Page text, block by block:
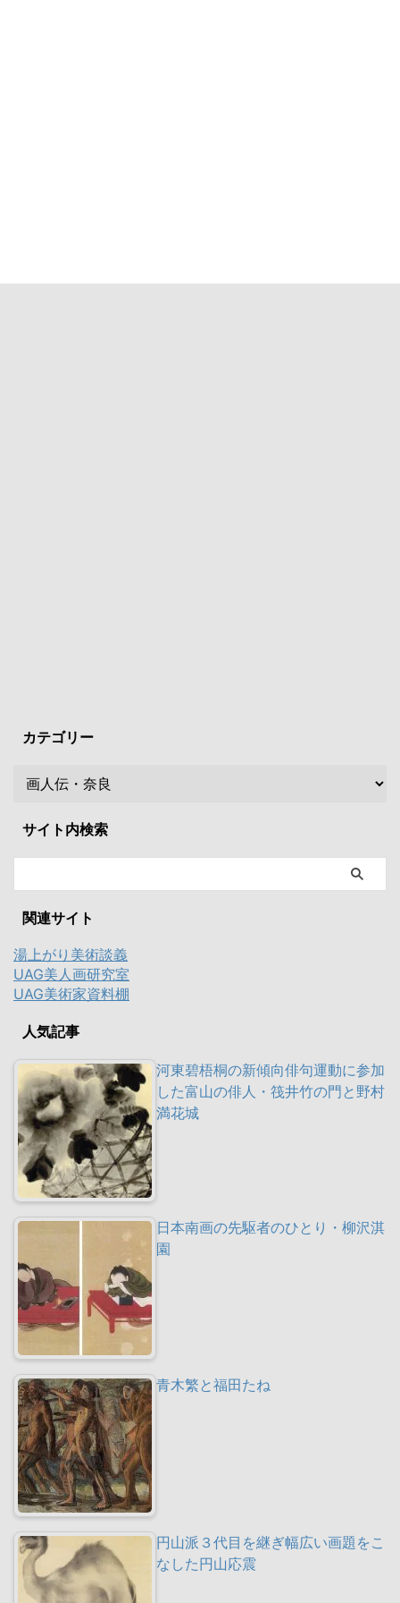
カテゴリー
サイト内検索
関連サイト
湯上がり美術談義
UAG美人画研究室
UAG美術家資料棚
人気記事
河東碧梧桐の新傾向俳句運動に参加
した富山の俳人・筏井竹の門と野村
満花城
日本南画の先駆者のひとり・柳沢淇
園
青木繁と福田たね
円山派３代目を継ぎ幅広い画題をこ
なした円山応震